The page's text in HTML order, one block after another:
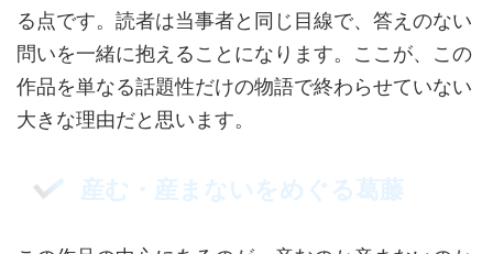
る点です。読者は当事者と同じ目線で、答えのない
問いを一緒に抱えることになります。ここが、この
作品を単なる話題性だけの物語で終わらせていない
大きな理由だと思います。
産む・産まないをめぐる葛藤